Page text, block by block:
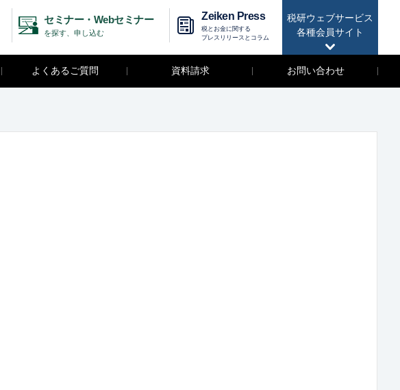
税研ウェブサービス
各種会員サイト
セミナー・Webセミナー
を探す、申し込む
Zeiken Press
税とお金に関する
プレスリリースとコラム
よくあるご質問 資料請求 お問い合わせ